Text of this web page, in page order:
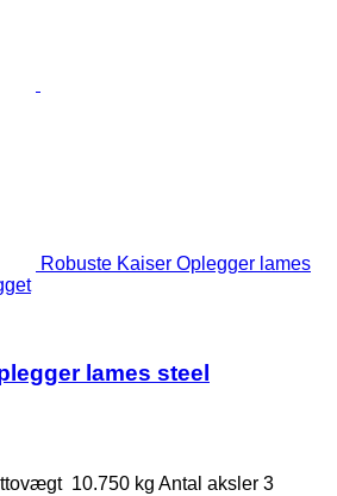
Robuste Kaiser Oplegger lames
lames steel
10.750 kg Antal aksler 3